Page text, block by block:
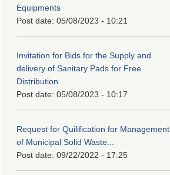
Equipments
Post date: 05/08/2023 - 10:21
Invitation for Bids for the Supply and
delivery of Sanitary Pads for Free
Distribution
Post date: 05/08/2023 - 10:17
Request for Quilification for Management
of Municipal Solid Waste...
Post date: 09/22/2022 - 17:25